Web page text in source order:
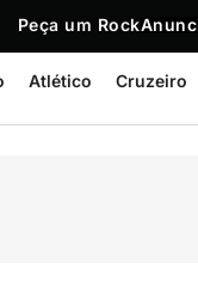
Peça um Rock
Atlético Cruzeiro